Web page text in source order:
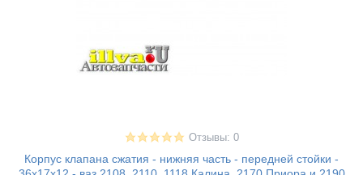
Отзывы: 0
Корпус клапана сжатия - нижняя часть - передней стойки -